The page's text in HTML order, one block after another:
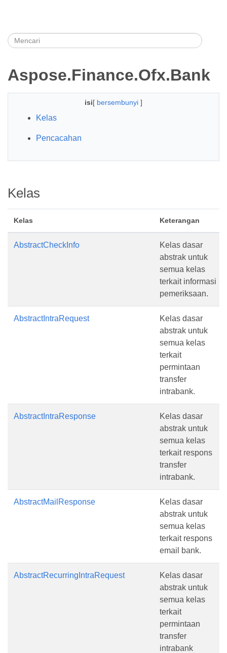
Aspose.Finance.Ofx.Bank
isi[ bersembunyi ]
Kelas
Pencacahan
Kelas
Kelas Keterangan
AbstractCheckInfo
Kelas dasar
abstrak untuk
semua kelas
terkait informasi
pemeriksaan.
AbstractIntraRequest
Kelas dasar
abstrak untuk
semua kelas
terkait
permintaan
transfer
intrabank.
AbstractIntraResponse
Kelas dasar
abstrak untuk
semua kelas
terkait respons
transfer
intrabank.
AbstractMailResponse
Kelas dasar
abstrak untuk
semua kelas
terkait respons
email bank.
AbstractRecurringIntraRequest
Kelas dasar
abstrak untuk
semua kelas
terkait
permintaan
transfer
intrabank